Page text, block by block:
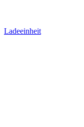
Ladeeinheit